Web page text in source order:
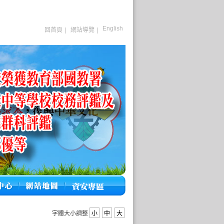
回首頁 網站導覽 English
字體大小調整 小 中 大